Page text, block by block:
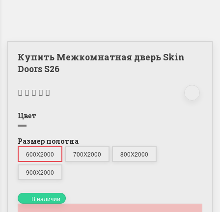
Купить Межкомнатная дверь Skin
Doors S26
Цвет
Размер полотна
600X2000 700X2000 800X2000
900X2000
В наличии